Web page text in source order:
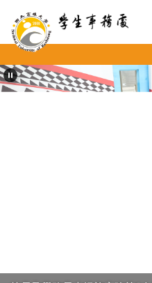
到
主
內
容